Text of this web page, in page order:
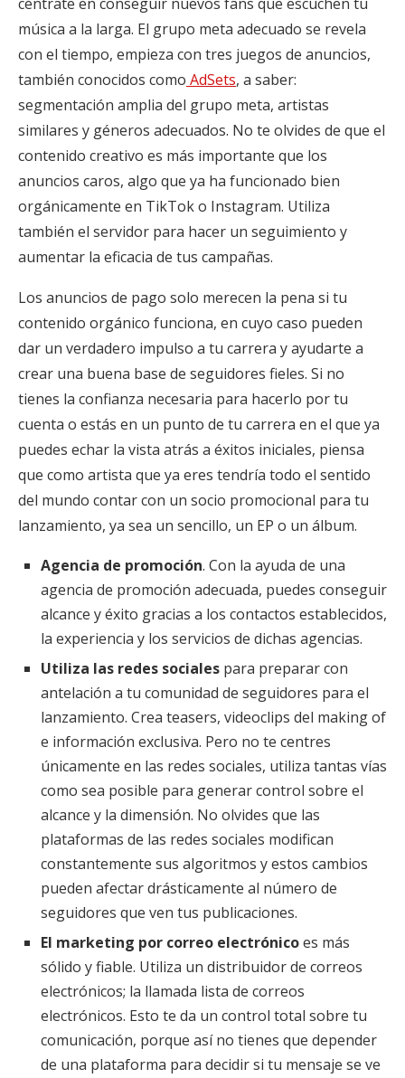
música a la larga. El grupo meta adecuado se revela
con el tiempo, empieza con tres juegos de anuncios,
también conocidos como AdSets, a saber:
segmentación amplia del grupo meta, artistas
similares y géneros adecuados. No te olvides de que el
contenido creativo es más importante que los
anuncios caros, algo que ya ha funcionado bien
orgánicamente en TikTok o Instagram. Utiliza
también el servidor para hacer un seguimiento y
aumentar la eficacia de tus campañas.
Los anuncios de pago solo merecen la pena si tu
contenido orgánico funciona, en cuyo caso pueden
dar un verdadero impulso a tu carrera y ayudarte a
crear una buena base de seguidores fieles. Si no
tienes la confianza necesaria para hacerlo por tu
cuenta o estás en un punto de tu carrera en el que ya
puedes echar la vista atrás a éxitos iniciales, piensa
que como artista que ya eres tendría todo el sentido
del mundo contar con un socio promocional para tu
lanzamiento, ya sea un sencillo, un EP o un álbum.
Agencia de promoción. Con la ayuda de una
agencia de promoción adecuada, puedes conseguir
alcance y éxito gracias a los contactos establecidos,
la experiencia y los servicios de dichas agencias.
Utiliza las redes sociales para preparar con
antelación a tu comunidad de seguidores para el
lanzamiento. Crea teasers, videoclips del making of
e información exclusiva. Pero no te centres
únicamente en las redes sociales, utiliza tantas vías
como sea posible para generar control sobre el
alcance y la dimensión. No olvides que las
plataformas de las redes sociales modifican
constantemente sus algoritmos y estos cambios
pueden afectar drásticamente al número de
seguidores que ven tus publicaciones.
El marketing por correo electrónicoes más
sólido y fiable. Utiliza un distribuidor de correos
electrónicos; la llamada lista de correos
electrónicos. Esto te da un control total sobre tu
comunicación, porque así no tienes que depender
de una plataforma para decidir si tu mensaje se ve